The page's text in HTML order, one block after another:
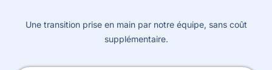
Une transition prise en main par notre équipe, sans coût
supplémentaire.